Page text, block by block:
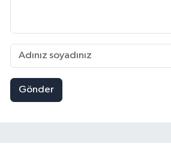
Gönder